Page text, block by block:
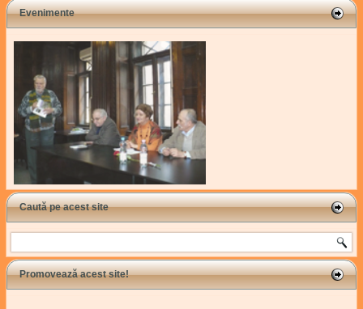
Evenimente
Caută pe acest site
Search
Promovează acest site!